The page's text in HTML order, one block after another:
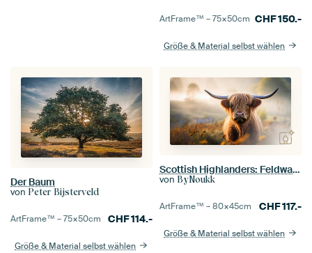
ArtFrame™ –75×50cm CHF150.-
Größe & Material selbst wählen
Der Baum
von Peter Bijsterveld
ArtFrame™ –75×50cm CHF114.-
Größe & Material selbst wählen
Scottish Highlanders: Feldwache
von ByNoukk
ArtFrame™ –80×45cm CHF117.-
Größe & Material selbst wählen